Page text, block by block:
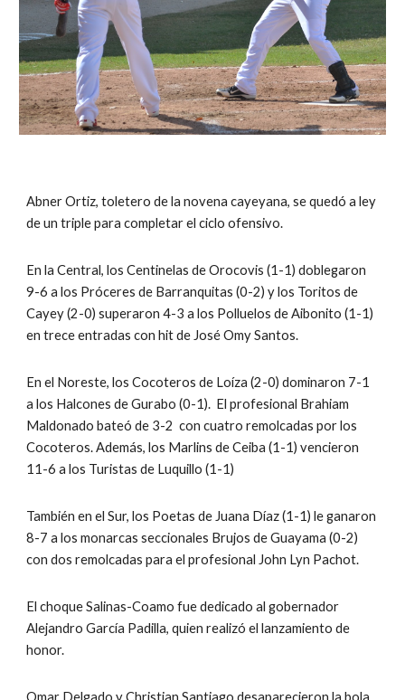
Abner Ortiz, toletero de la novena cayeyana, se quedó a ley
de un triple para completar el ciclo ofensivo.
En la Central, los Centinelas de Orocovis (1-1) doblegaron
9-6 a los Próceres de Barranquitas (0-2) y los Toritos de
Cayey (2-0) superaron 4-3 a los Polluelos de Aibonito (1-1)
en trece entradas con hit de José Omy Santos.
En el Noreste, los Cocoteros de Loíza (2-0) dominaron 7-1
a los Halcones de Gurabo (0-1).  El profesional Brahiam
Maldonado bateó de 3-2  con cuatro remolcadas por los
Cocoteros. Además, los Marlins de Ceiba (1-1) vencieron
11-6 a los Turistas de Luquillo (1-1)
También en el Sur, los Poetas de Juana Díaz (1-1) le ganaron
8-7 a los monarcas seccionales Brujos de Guayama (0-2)
con dos remolcadas para el profesional John Lyn Pachot.
El choque Salinas-Coamo fue dedicado al gobernador
Alejandro García Padilla, quien realizó el lanzamiento de
honor.